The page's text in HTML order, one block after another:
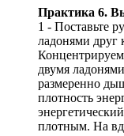
Практика 6.
1 - Поставьте
ладонями друг
двумя
размеренно
плотность
плотным. На